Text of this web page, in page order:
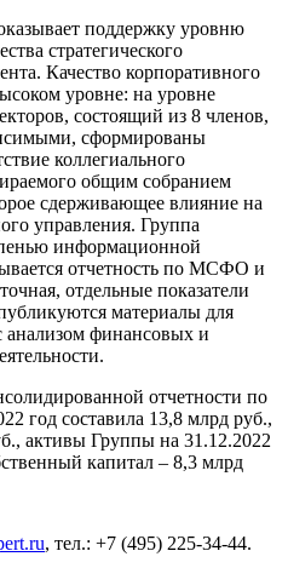
поддержку уровню
стратегического
Качество корпоративного
уровне: на уровне
состоящий из 8 членов,
сформированы
коллегиального
общим собранием
сдерживающее влияние на
управления. Группа
информационной
отчетность по МСФО и
отдельные показатели
материалы для
анализом финансовых и
отчетности по
год составила 13,8 млрд руб.,
активы Группы на 31.12.2022
капитал – 8,3 млрд
, тел.: +7 (495) 225-34-44.